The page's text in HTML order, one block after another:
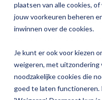
help
navigate
interact
with
content.
plaatsen van alle cookies, of
jouw voorkeuren beheren
inwinnen over de cookies.
Je kunt er ook voor kiezen
weigeren, met uitzondering
noodzakelijke cookies die
goed te laten functioneren.
Nieuw!
Het eerste Magister
dan een halfuur ben
nieuwste
Ontdek de actuele MX-
mogelijkheden voor